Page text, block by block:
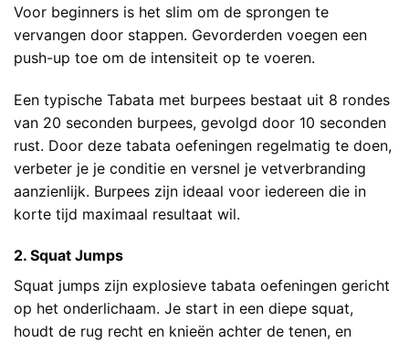
Voor beginners is het slim om de sprongen te
vervangen door stappen. Gevorderden voegen een
push-up toe om de intensiteit op te voeren.
Een typische Tabata met burpees bestaat uit 8 rondes
van 20 seconden burpees, gevolgd door 10 seconden
rust. Door deze tabata oefeningen regelmatig te doen,
verbeter je je conditie en versnel je vetverbranding
aanzienlijk. Burpees zijn ideaal voor iedereen die in
korte tijd maximaal resultaat wil.
2. Squat Jumps
Squat jumps zijn explosieve tabata oefeningen gericht
op het onderlichaam. Je start in een diepe squat,
houdt de rug recht en knieën achter de tenen, en